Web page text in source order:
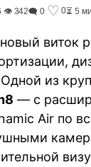
👁 342🗨 0 ♡ 0⏳ 5
виток
из
8 — с
Air по